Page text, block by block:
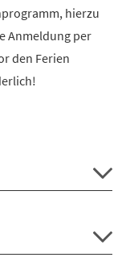
hierzu
Anmeldung per
den Ferien